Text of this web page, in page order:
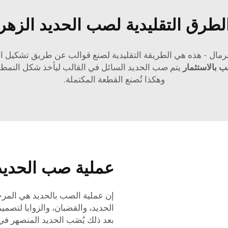
التقليدية لصب الحديد
- هذه هي الطريقة التقليدية لصنع قوالب عن طريق تشكيل
بالاستثمار يتم صب الحديد السائل في القالب ليأخذ شكل
وهكذا تُصنع القطعة المكتملة.
عملية صب
إن عملية الصب بالحديد هي
الحديد، والقضبان، والزوايا
بعد ذلك يُصَب الحديد المنصهر